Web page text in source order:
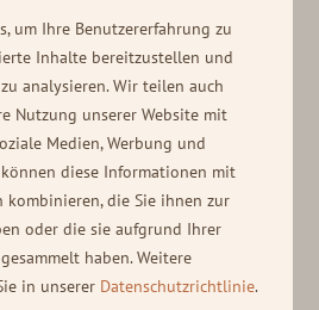
ist schön, aber natürlich ist
sein! Sehen Sie sich unsere
an und erleben Sie
um Ihre Benutzererfahrung zu
Inhalte bereitzustellen und
analysieren. Wir teilen auch
Nutzung unserer Website mit
Medien, Werbung und
können diese Informationen mit
die Sie ihnen zur
oder die sie aufgrund Ihrer
haben. Weitere
in unserer Datenschutzrichtlinie.